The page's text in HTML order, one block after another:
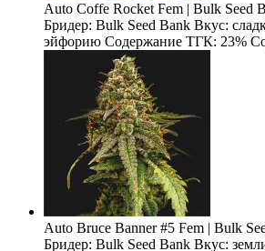
Auto Coffe Rocket Fem | Bulk Seed
Бридер: Bulk Seed Bank Вкус:
эйфорию Содержание ТГК: 23%
Auto Bruce Banner #5 Fem | Bulk
Бридер: Bulk Seed Bank Вкус: